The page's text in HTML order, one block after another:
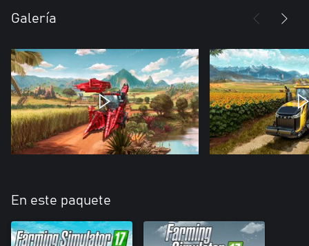
Galería
En este paquete